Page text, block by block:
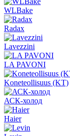
WLBake
Radax
Lavezzini
LA PAVONI
Koneteollisuus (KT)
АСК-холод
Haier